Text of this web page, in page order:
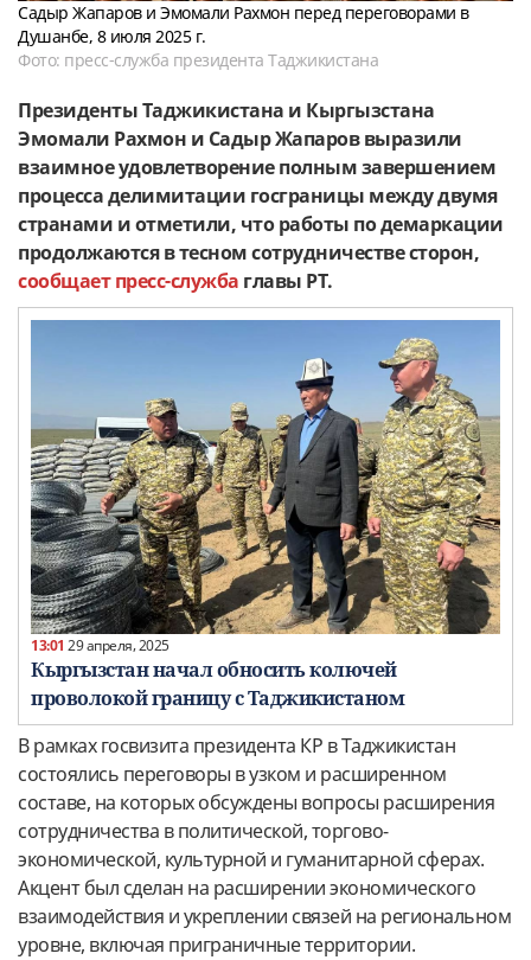
Садыр Жапаров и Эмомали Рахмон перед переговорами в
Душанбе, 8 июля 2025 г.
Фото: пресс-служба президента Таджикистана
Президенты Таджикистана и Кыргызстана
Эмомали Рахмон и Садыр Жапаров выразили
взаимное удовлетворение полным завершением
процесса делимитации госграницы между двумя
странами и отметили, что работы по демаркации
продолжаются в тесном сотрудничестве сторон,
сообщает пресс-служба главы РТ.
13:01 29 апреля, 2025
Кыргызстан начал обносить колючей
проволокой границу с Таджикистаном
В рамках госвизита президента КР в Таджикистан
состоялись переговоры в узком и расширенном
составе, на которых обсуждены вопросы расширения
сотрудничества в политической, торгово-
экономической, культурной и гуманитарной сферах.
Акцент был сделан на расширении экономического
взаимодействия и укреплении связей на региональном
уровне, включая приграничные территории.